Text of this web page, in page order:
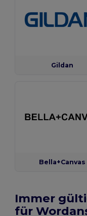
Gildan
Bella+Canvas
Immer
für